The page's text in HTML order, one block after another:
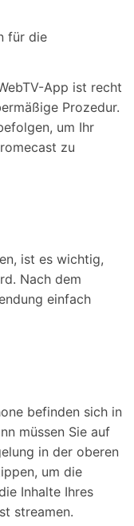
für die
App ist recht
Prozedur.
um Ihr
zu
ist es wichtig,
Nach dem
einfach
befinden sich in
müssen Sie auf
in der oberen
um die
Inhalte Ihres
streamen.